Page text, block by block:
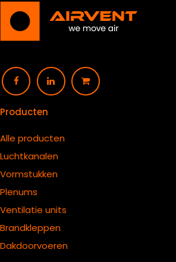
Producten
Alle producten
Luchtkanalen
Vormstukken
Plenums
Ventilatie units
Brandkleppen
Dakdoorvoeren